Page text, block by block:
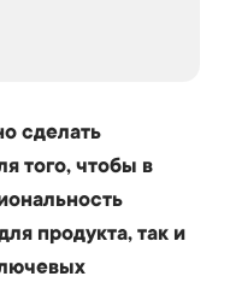
сделать
того, чтобы в
продукта, так и